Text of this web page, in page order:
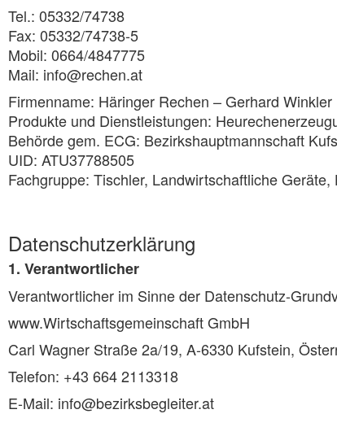
Tel.: 05332/74738
Fax: 05332/74738-5
Mobil: 0664/4847775
Mail: info@rechen.at
Firmenname: Häringer Rechen – Gerhard Winkler
Produkte und Dienstleistungen:
Behörde gem. ECG: Bezirkshauptmannschaft
UID: ATU37788505
Fachgruppe: Tischler, Landwirtschaftliche Geräte,
Datenschutzerklärung
1. Verantwortlicher
Verantwortlicher im Sinne der Datenschutz-
www.Wirtschaftsgemeinschaft GmbH
Carl Wagner Straße 2a/19, A-6330 Kufstein,
Telefon: +43 664 2113318
E-Mail: info@bezirksbegleiter.at